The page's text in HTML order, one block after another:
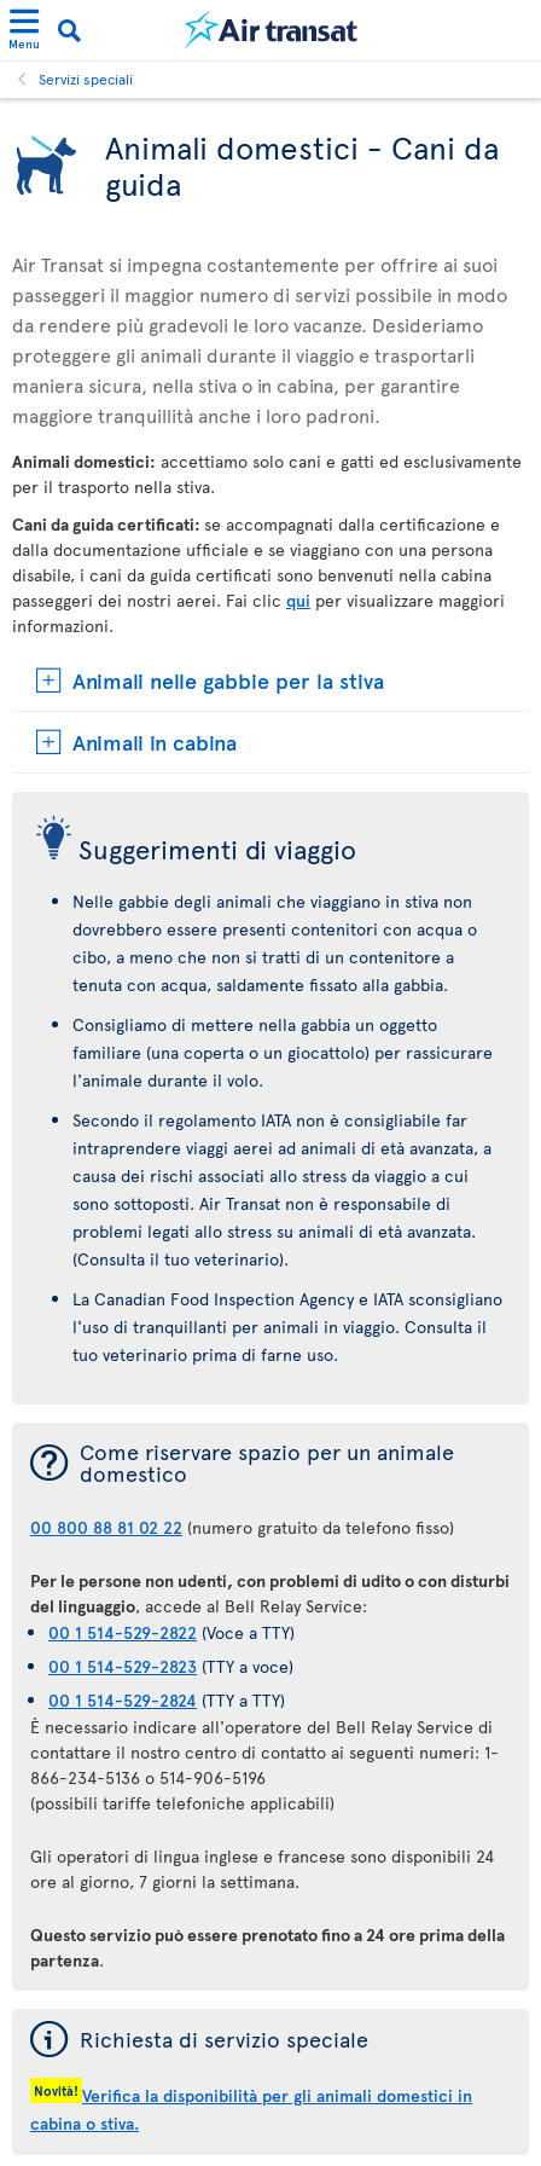
Menu
Servizi speciali
Animali domestici - Cani da
guida
Air Transat si impegna costantemente per offrire ai suoi
passeggeri il maggior numero di servizi possibile in modo
da rendere più gradevoli le loro vacanze. Desideriamo
proteggere gli animali durante il viaggio e trasportarli
maniera sicura, nella stiva o in cabina, per garantire
maggiore tranquillità anche i loro padroni.
Animali domestici: accettiamo solo cani e gatti ed esclusivamente
per il trasporto nella stiva.
Cani da guida certificati: se accompagnati dalla certificazione e
dalla documentazione ufficiale e se viaggiano con una persona
disabile, i cani da guida certificati sono benvenuti nella cabina
passeggeri dei nostri aerei. Fai clic qui per visualizzare maggiori
informazioni.
Animali nelle gabbie per la stiva
Animali in cabina
Suggerimenti di viaggio
Nelle gabbie degli animali che viaggiano in stiva non
dovrebbero essere presenti contenitori con acqua o
cibo, a meno che non si tratti di un contenitore a
tenuta con acqua, saldamente fissato alla gabbia.
Consigliamo di mettere nella gabbia un oggetto
familiare (una coperta o un giocattolo) per rassicurare
l'animale durante il volo.
Secondo il regolamento IATA non è consigliabile far
intraprendere viaggi aerei ad animali di età avanzata, a
causa dei rischi associati allo stress da viaggio a cui
sono sottoposti. Air Transat non è responsabile di
problemi legati allo stress su animali di età avanzata.
(Consulta il tuo veterinario).
La Canadian Food Inspection Agency e IATA sconsigliano
l'uso di tranquillanti per animali in viaggio. Consulta il
tuo veterinario prima di farne uso.
¯ Come riservare spazio per un animale
domestico
00 800 88 81 02 22 (numero gratuito da telefono fisso)
Per le persone non udenti, con problemi di udito o con disturbi
del linguaggio, accede al Bell Relay Service:
00 1 514-529-2822 (Voce a TTY)
00 1 514-529-2823 (TTY a voce)
00 1 514-529-2824 (TTY a TTY)
È necessario indicare all'operatore del Bell Relay Service di
contattare il nostro centro di contatto ai seguenti numeri: 1-
866-234-5136 o 514-906-5196
(possibili tariffe telefoniche applicabili)
Gli operatori di lingua inglese e francese sono disponibili 24
ore al giorno, 7 giorni la settimana.
Questo servizio può essere prenotato fino a 24 ore prima della
partenza.
ý Richiesta di servizio speciale
Novità! Verifica la disponibilità per gli animali domestici in
cabina o stiva.